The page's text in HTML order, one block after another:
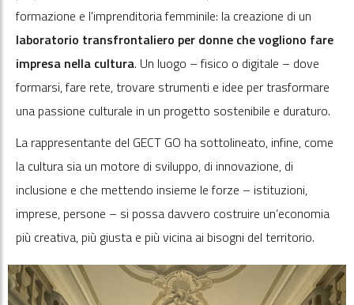
formazione e l'imprenditoria femminile: la creazione di un
laboratorio transfrontaliero per donne che vogliono fare
impresa nella cultura. Un luogo – fisico o digitale – dove
formarsi, fare rete, trovare strumenti e idee per trasformare
una passione culturale in un progetto sostenibile e duraturo.
La rappresentante del GECT GO ha sottolineato, infine, come
la cultura sia un motore di sviluppo, di innovazione, di
inclusione e che mettendo insieme le forze – istituzioni,
imprese, persone – si possa davvero costruire un’economia
più creativa, più giusta e più vicina ai bisogni del territorio.